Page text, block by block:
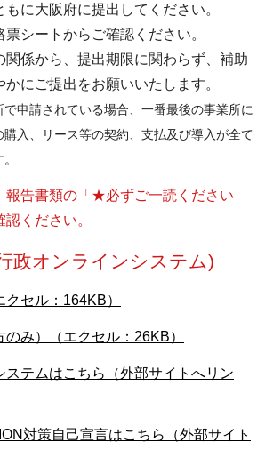
もに大阪府に提出してください。
シートからご確認ください。
関係から、提出期限に関わらず、補助
にご提出をお願いいたします。
で申請されている場合、一番最後の事業所に
購入、リース等の契約、支払及び導入が全て
報告書類の「★必ずご一読ください
ください。
政オンラインシステム)
セル：164KB）
み）（エクセル：26KB）
ステムはこちら（外部サイトへリン
対策自己宣言はこちら（外部サイト